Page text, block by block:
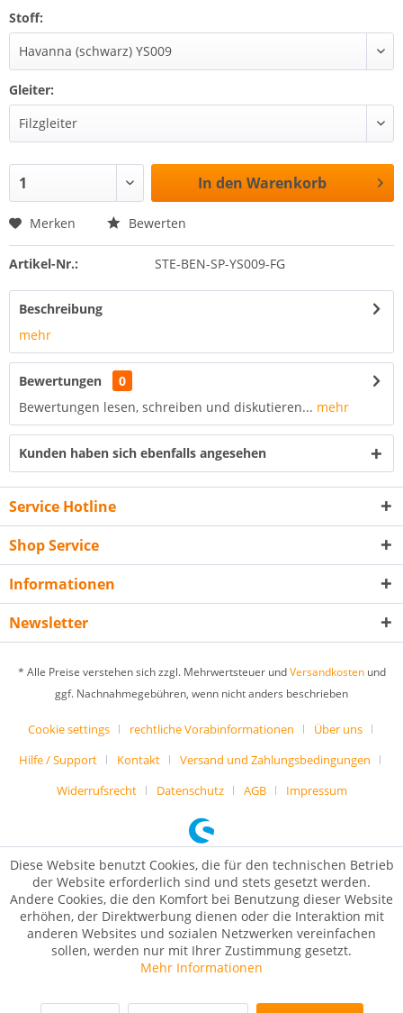
Stoff:
Gleiter:
In den Warenkorb
Merken Bewerten
Artikel-Nr.: STE-BEN-SP-YS009-FG
Beschreibung
mehr
Bewertungen
0
Bewertungen lesen, schreiben und diskutieren... mehr
Kunden haben sich ebenfalls angesehen
Service Hotline
Shop Service
Informationen
Newsletter
* Alle Preise verstehen sich zzgl. Mehrwertsteuer undVersandkostenund
ggf. Nachnahmegebühren, wenn nicht anders beschrieben
Cookie settings rechtliche Vorabinformationen
Über uns
Hilfe / Support
Kontakt
Versand und Zahlungsbedingungen
Widerrufsrecht
Datenschutz AGB Impressum
Diese Website benutzt Cookies, die für den technischen Betrieb
der Website erforderlich sind und stets gesetzt werden.
Andere Cookies, die den Komfort bei Benutzung dieser Website
erhöhen, der Direktwerbung dienen oder die Interaktion mit
anderen Websites und sozialen Netzwerken vereinfachen
sollen, werden nur mit Ihrer Zustimmung gesetzt.
Mehr Informationen